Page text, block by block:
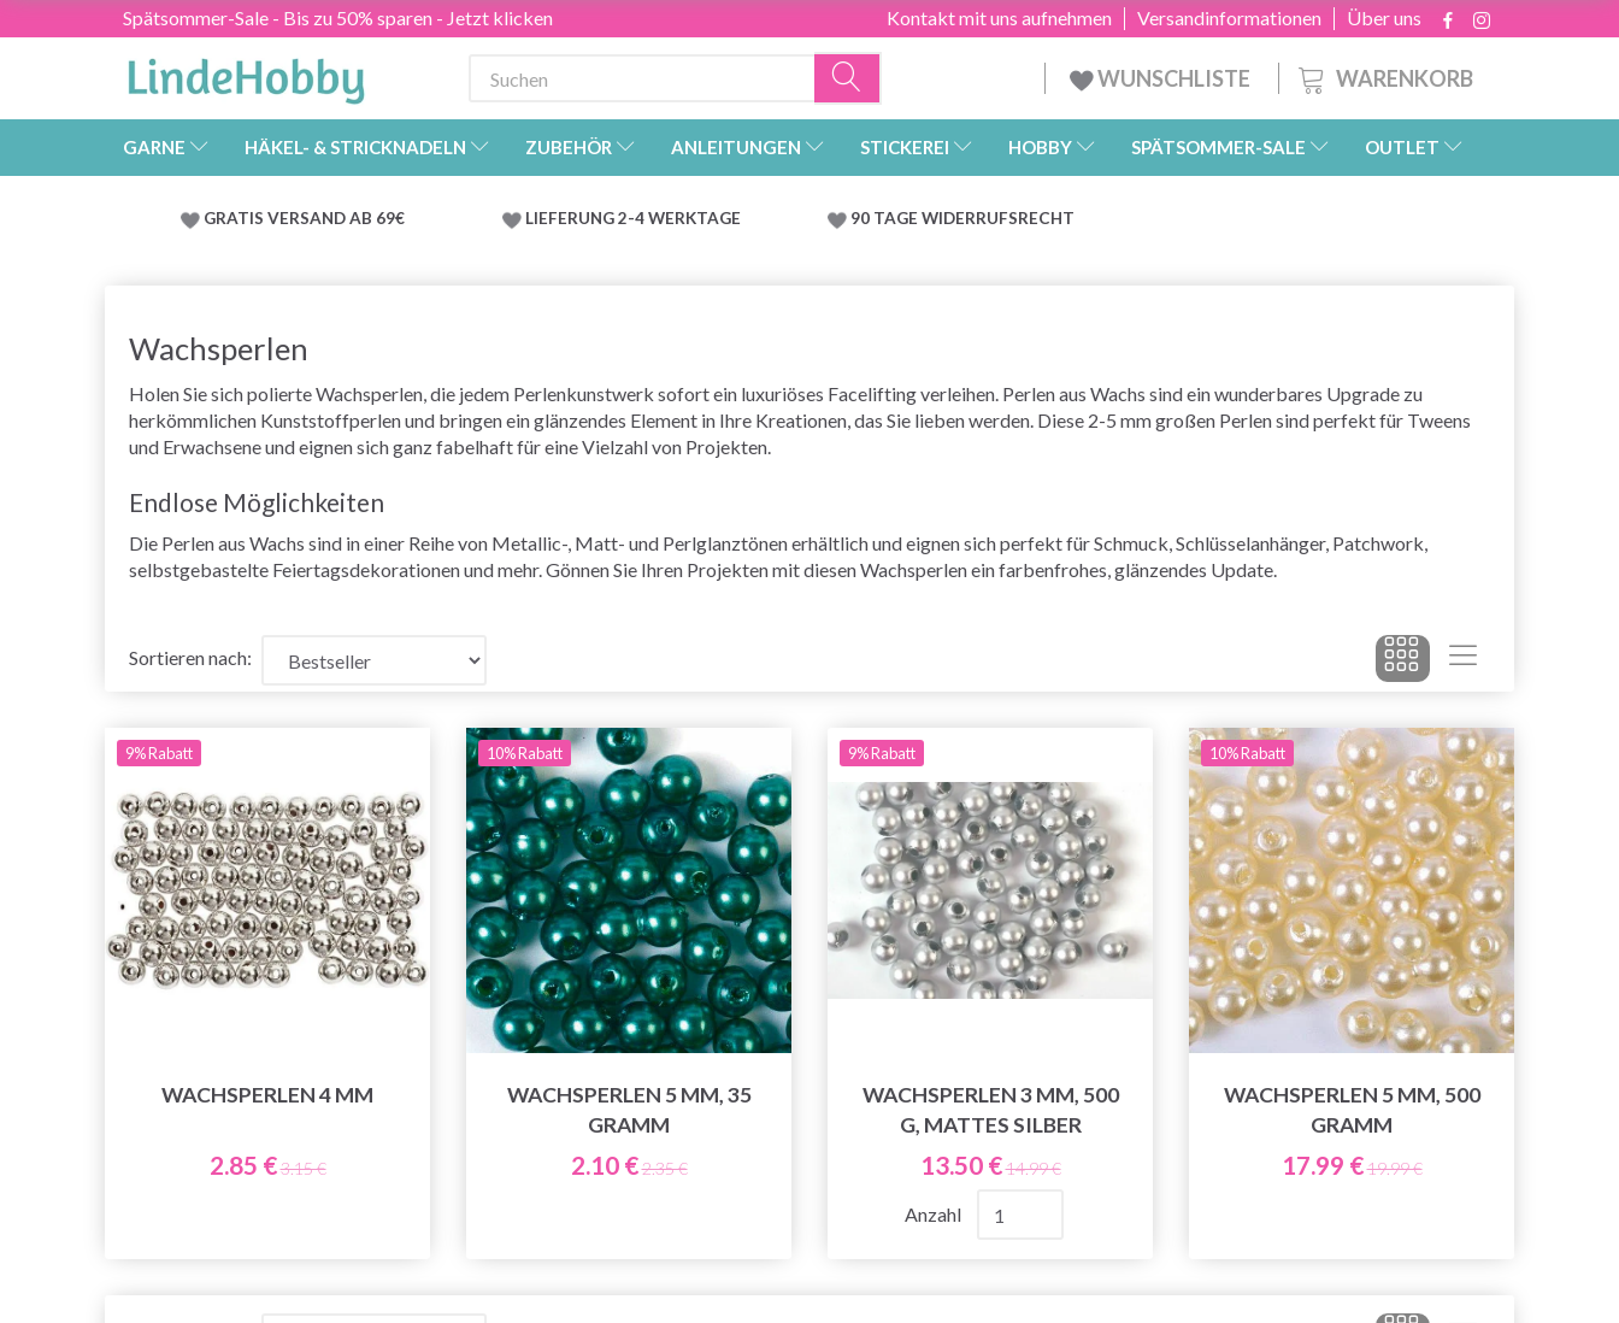
Spätsommer-Sale - Bis zu 50% sparen - Jetzt klicken Über uns
Versandinformationen
Kontakt mit uns aufnehmen
WARENKORB
WUNSCHLISTE
GARNE HÄKEL- & STRICKNADELN ZUBEHÖR ANLEITUNGEN STICKEREI HOBBY SPÄTSOMMER-SALE OUTLET
GRATIS VERSAND AB 69€ LIEFERUNG 2-4 WERKTAGE 90 TAGE WIDERRUFSRECHT
Wachsperlen
Holen Sie sich polierte Wachsperlen, die jedem Perlenkunstwerk sofort ein luxuriöses Facelifting verleihen. Perlen aus Wachs sind ein wunderbares Upgrade zu
herkömmlichen Kunststoffperlen und bringen ein glänzendes Element in Ihre Kreationen, das Sie lieben werden. Diese 2-5 mm großen Perlen sind perfekt für Tweens
und Erwachsene und eignen sich ganz fabelhaft für eine Vielzahl von Projekten.
Endlose Möglichkeiten
Die Perlen aus Wachs sind in einer Reihe von Metallic-, Matt- und Perlglanztönen erhältlich und eignen sich perfekt für Schmuck, Schlüsselanhänger, Patchwork,
selbstgebastelte Feiertagsdekorationen und mehr. Gönnen Sie Ihren Projekten mit diesen Wachsperlen ein farbenfrohes, glänzendes Update.
Sortieren nach:
9% Rabatt
WACHSPERLEN 4 MM
2.85 €3.15 €
10% Rabatt
WACHSPERLEN 5 MM, 35
GRAMM
2.10 €2.35 €
9% Rabatt
WACHSPERLEN 3 MM, 500
G, MATTES SILBER
13.50 €14.99 €
Anzahl
10% Rabatt
WACHSPERLEN 5 MM, 500
GRAMM
17.99 €19.99 €